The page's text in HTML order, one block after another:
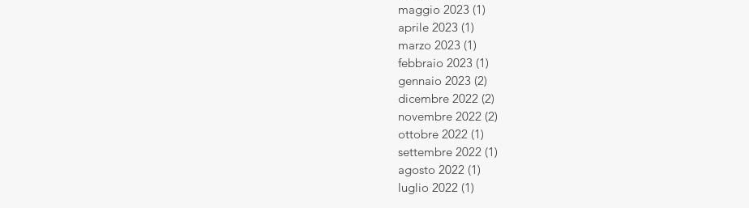
maggio 2023 (1)
aprile 2023 (1)
marzo 2023 (1)
febbraio 2023 (1)
gennaio 2023 (2)
dicembre 2022 (2)
novembre 2022 (2)
ottobre 2022 (1)
settembre 2022 (1)
agosto 2022 (1)
luglio 2022 (1)